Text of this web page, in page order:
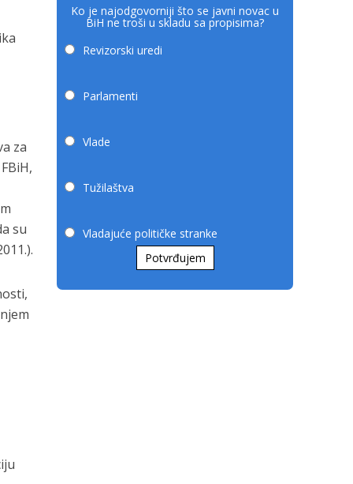
za
su
Ko je najodgovorniji što se javni novac u
BiH ne troši u skladu sa propisima?
Revizorski uredi
Parlamenti
Vlade
Tužilaštva
Vladajuće političke stranke
Potvrđujem